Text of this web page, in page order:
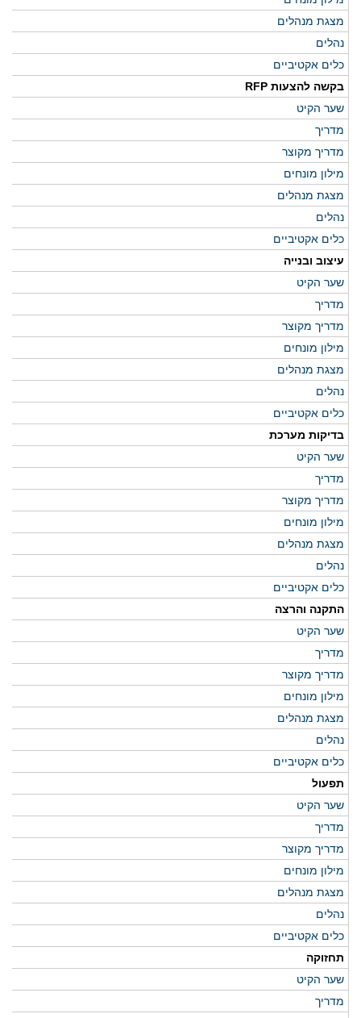
מצגת מנהלים
נהלים
כלים אקטיביים
בקשה להצעות RFP
שער הקיט
מדריך
מדריך מקוצר
מילון מונחים
מצגת מנהלים
נהלים
כלים אקטיביים
עיצוב ובנייה
שער הקיט
מדריך
מדריך מקוצר
מילון מונחים
מצגת מנהלים
נהלים
כלים אקטיביים
בדיקות מערכת
שער הקיט
מדריך
מדריך מקוצר
מילון מונחים
מצגת מנהלים
נהלים
כלים אקטיביים
התקנה והרצה
שער הקיט
מדריך
מדריך מקוצר
מילון מונחים
מצגת מנהלים
נהלים
כלים אקטיביים
תפעול
שער הקיט
מדריך
מדריך מקוצר
מילון מונחים
מצגת מנהלים
נהלים
כלים אקטיביים
תחזוקה
שער הקיט
מדריך